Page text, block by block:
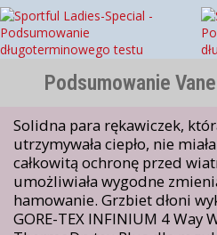
Podsumowanie
Solidna para rękawiczek,
utrzymywała ciepło, nie
całkowitą ochronę przed
umożliwiała wygodne
hamowanie. Grzbiet dłoni
GORE-TEX INFINIUM 4 Way